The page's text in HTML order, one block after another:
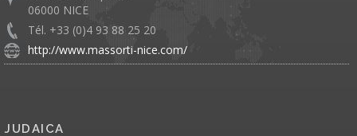
06000 NICE
Tél. +33 (0)4 93 88 25 20
http://www.massorti-nice.com/
JUDAICA